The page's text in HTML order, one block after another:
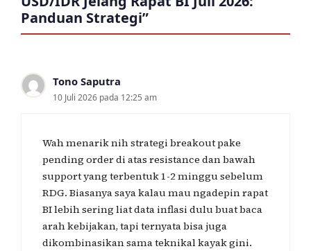
Panduan Strategi”
Tono Saputra
10 Juli 2026 pada 12:25 am
Wah menarik nih strategi breakout pake
pending order di atas resistance dan bawah
support yang terbentuk 1-2 minggu sebelum
RDG. Biasanya saya kalau mau ngadepin rapat
BI lebih sering liat data inflasi dulu buat baca
arah kebijakan, tapi ternyata bisa juga
dikombinasikan sama teknikal kayak gini.